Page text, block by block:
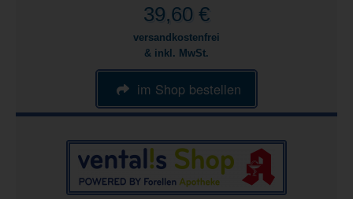
39,60 €
versandkostenfrei
& inkl. MwSt.
im Shop bestellen